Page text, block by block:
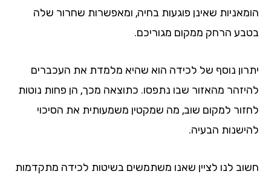
הומאניות שאינן פוגעות בחיה, ומאפשרות שחרור שלה
בטבע הרחק ממקום מגוריכם.
יתרון נוסף של לכידה הוא שהיא מלמדת את העכברים
להיזהר מהאזור שבו נתפסו. כתוצאה מכך, הן פחות נוטות
לחזור למקום שוב, מה שמקטין משמעותית את הסיכוי
להישנות הבעיה.
חשוב לנו לציין שאנו משתמשים בשיטות לכידה מתקדמות